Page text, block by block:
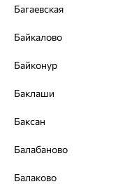
Багаевская
Байкалово
Байконур
Баклаши
Баксан
Балабаново
Балаково